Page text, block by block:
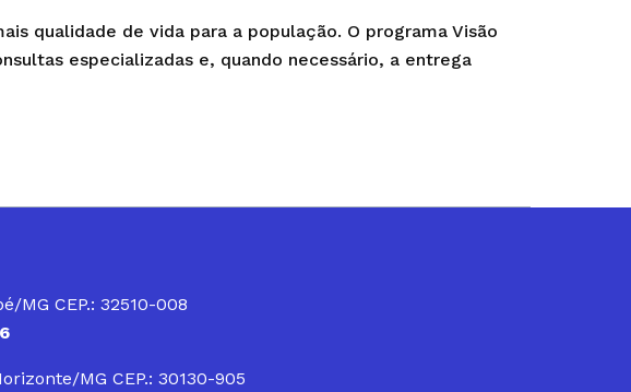
qualidade de vida para a população. O programa Visão
especializadas e, quando necessário, a entrega
MG CEP.: 32510-008
MG CEP.: 30130-905